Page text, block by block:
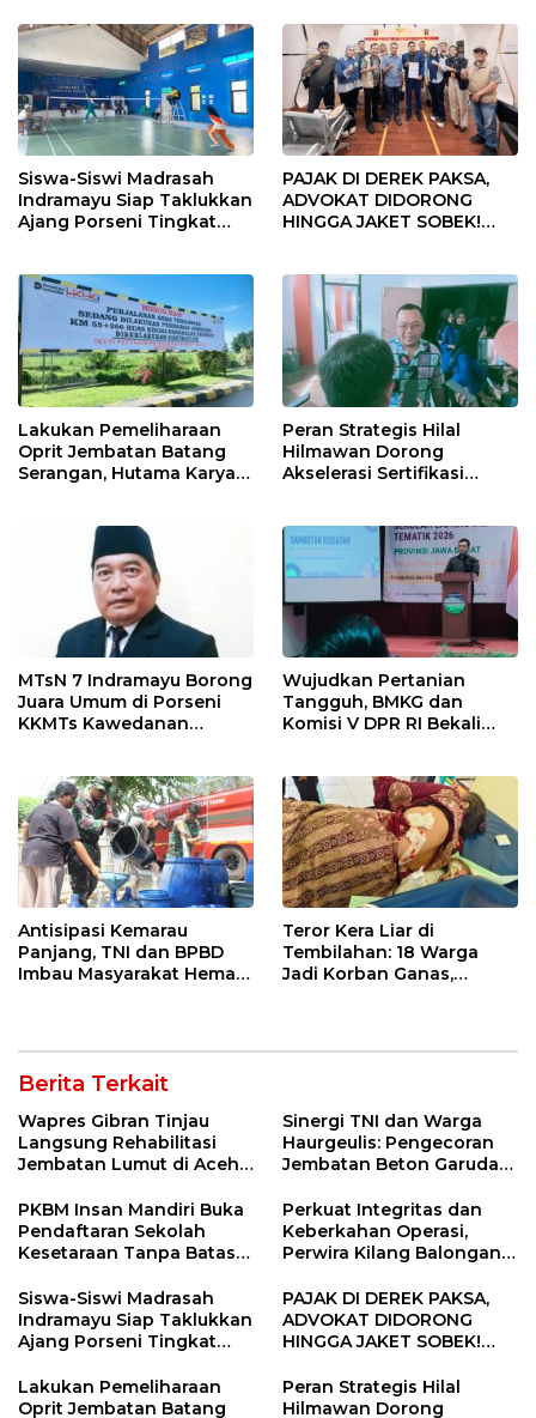
Siswa-Siswi Madrasah
Indramayu Siap Taklukkan
Ajang Porseni Tingkat
PAJAK DI DEREK PAKSA,
ADVOKAT DIDORONG
HINGGA JAKET SOBEK!
Pekanbaru!
Lakukan Pemeliharaan
Oprit Jembatan Batang
Serangan, Hutama Karya
Peran Strategis Hilal
Hilmawan Dorong
Akselerasi Sertifikasi
Indramayu
MTsN 7 Indramayu Borong
Juara Umum di Porseni
KKMTs Kawedanan
Wujudkan Pertanian
Tangguh, BMKG dan
Komisi V DPR RI Bekali
Antisipasi Kemarau
Panjang, TNI dan BPBD
Imbau Masyarakat Hemat
Teror Kera Liar di
Tembilahan: 18 Warga
Jadi Korban Ganas,
Berita Terkait
Wapres Gibran Tinjau
Langsung Rehabilitasi
Jembatan Lumut di Aceh
Konektivitas Pulih Cepat
Sinergi TNI dan Warga
Haurgeulis: Pengecoran
Jembatan Beton Garuda
PKBM Insan Mandiri Buka
Pendaftaran Sekolah
Kesetaraan Tanpa Batas
Perkuat Integritas dan
Keberkahan Operasi,
Perwira Kilang Balongan
Siswa-Siswi Madrasah
Indramayu Siap Taklukkan
Ajang Porseni Tingkat
PAJAK DI DEREK PAKSA,
ADVOKAT DIDORONG
HINGGA JAKET SOBEK!
Ngamuk Kepung Polresta
Pekanbaru!
Lakukan Pemeliharaan
Oprit Jembatan Batang
Peran Strategis Hilal
Hilmawan Dorong